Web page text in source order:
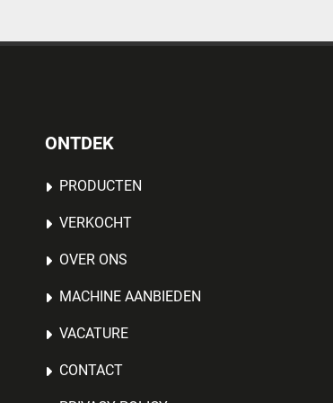
ONTDEK
PRODUCTEN
VERKOCHT
OVER ONS
MACHINE AANBIEDEN
VACATURE
CONTACT